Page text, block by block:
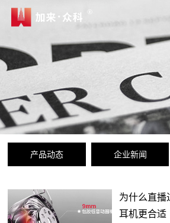
产品动态 企业新闻
为什么直播
耳机更合适